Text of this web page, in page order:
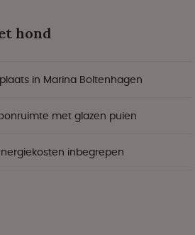
hond
in Marina Boltenhagen
met glazen puien
inbegrepen